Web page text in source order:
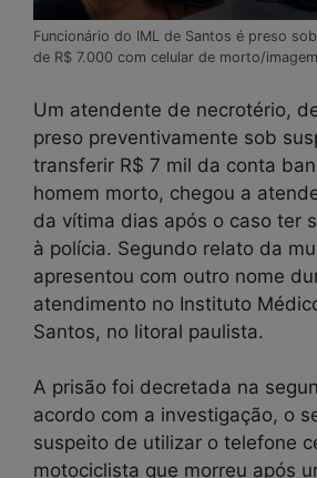
Funcionário do IML de Santos é preso
de R$ 7.000 com celular de morto/
Um atendente de necrotério,
preso preventivamente sob
transferir R$ 7 mil da conta
homem morto, chegou a
da vítima dias após o caso ter
à polícia. Segundo relato da
apresentou com outro nome
atendimento no Instituto
Santos, no litoral paulista.
A prisão foi decretada na
acordo com a investigação, o
suspeito de utilizar o telefone
motociclista que morreu após